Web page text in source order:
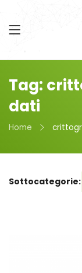
Tag:
dati
Home
Sottocategorie: